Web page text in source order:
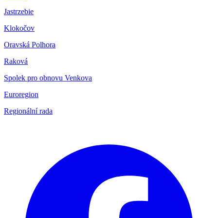
Jastrzebie
Klokočov
Oravská Polhora
Raková
Spolek pro obnovu Venkova
Euroregion
Regionální rada